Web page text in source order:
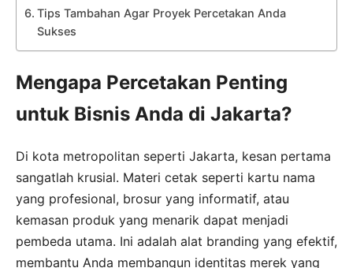
Tips Tambahan Agar Proyek Percetakan Anda
Sukses
Mengapa Percetakan Penting
untuk Bisnis Anda di Jakarta?
Di kota metropolitan seperti Jakarta, kesan pertama
sangatlah krusial. Materi cetak seperti kartu nama
yang profesional, brosur yang informatif, atau
kemasan produk yang menarik dapat menjadi
pembeda utama. Ini adalah alat branding yang efektif,
membantu Anda membangun identitas merek yang